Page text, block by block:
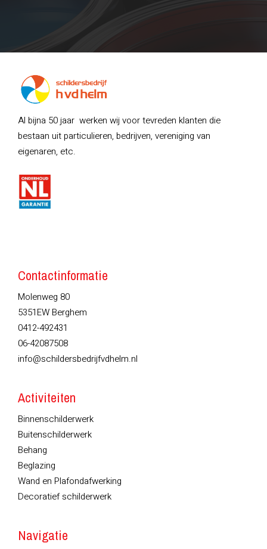
Al bijna 50 jaar werken wij voor tevreden klanten die
bestaan uit particulieren, bedrijven, vereniging van
eigenaren, etc.
Contactinformatie
Molenweg 80
5351EW Berghem
0412-492431
06-42087508
info@schildersbedrijfvdhelm.nl
Activiteiten
Binnenschilderwerk
Buitenschilderwerk
Behang
Beglazing
Wand en Plafondafwerking
Decoratief schilderwerk
Navigatie